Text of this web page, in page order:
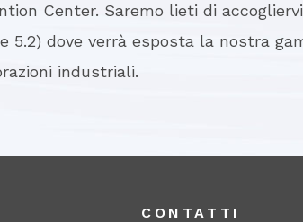
Center. Saremo lieti di
5.2) dove verrà esposta la nostra
industriali.
CONTATTI